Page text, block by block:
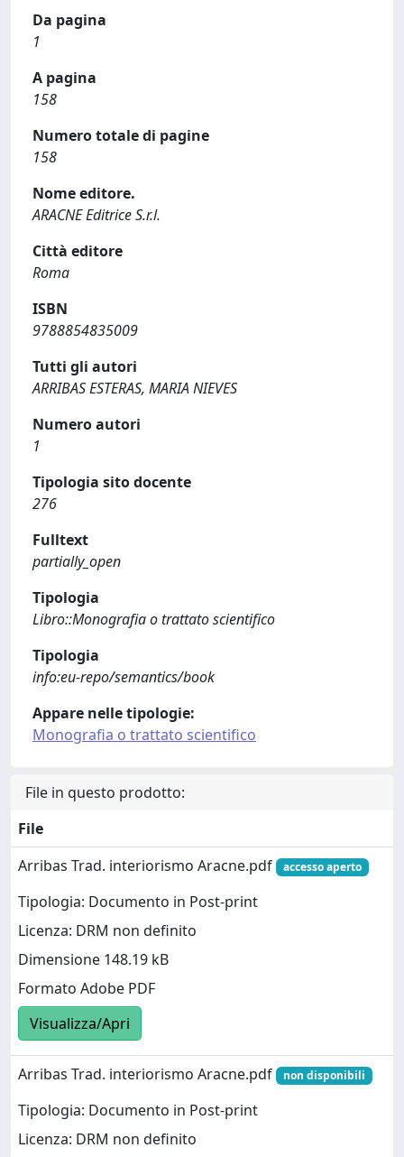
Da pagina
1
A pagina
158
Numero totale di pagine
158
Nome editore.
ARACNE Editrice S.r.l.
Città editore
Roma
ISBN
9788854835009
Tutti gli autori
ARRIBAS ESTERAS, MARIA NIEVES
Numero autori
1
Tipologia sito docente
276
Fulltext
partially_open
Tipologia
Libro::Monografia o trattato scientifico
Tipologia
info:eu-repo/semantics/book
Appare nelle tipologie:
Monografia o trattato scientifico
File in questo prodotto:
File
Arribas Trad. interiorismo Aracne.pdf
accesso aperto
Tipologia: Documento in Post-print
Licenza: DRM non definito
Dimensione 148.19 kB
Formato Adobe PDF
Visualizza/Apri
Arribas Trad. interiorismo Aracne.pdf non disponibili
Tipologia: Documento in Post-print
Licenza: DRM non definito